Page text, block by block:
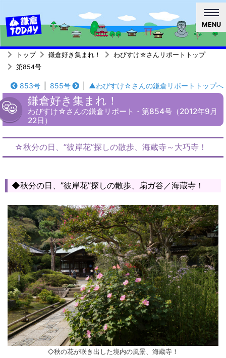
MENU
トップ 鎌倉好き集まれ！
わびすけ☆さんリポートトップ
第854号
853号 855号 ▲わびすけ☆さんの鎌倉リポートトップへ
鎌倉好き集まれ！
わびすけ☆さんの鎌倉リポート・第854号（2012年9月
22日）
☆秋分の日、”彼岸花”探しの散歩、海蔵寺～大巧寺！
◆秋分の日、”彼岸花”探しの散歩、扇ガ谷／海蔵寺！
◇秋の花が咲き出した境内の風景、海蔵寺！